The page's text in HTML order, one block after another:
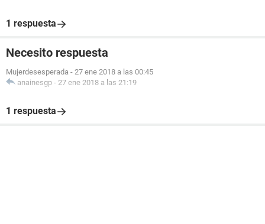
1 respuesta
Necesito respuesta
Mujerdesesperada - 27 ene 2018 a las 00:45
anainesgp - 27 ene 2018 a las 21:19
1 respuesta